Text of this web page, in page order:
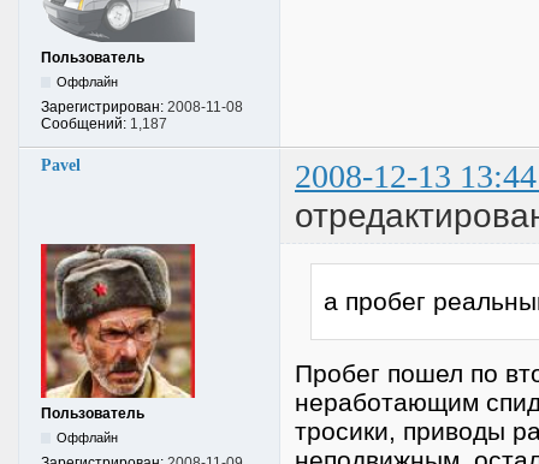
Пользователь
Оффлайн
Зарегистрирован: 2008-11-08
Сообщений: 1,187
Pavel 2008-12-13
Пользователь
Оффлайн
а пробег
Пробег пошел по
неработающим
тросики, приводы